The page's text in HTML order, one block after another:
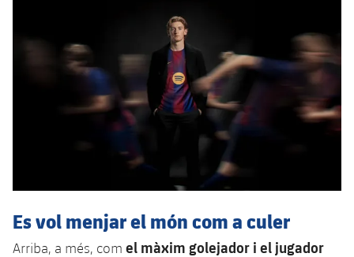
Es vol menjar el món com a culer
Arriba, a més, com el màxim golejador i el jugador